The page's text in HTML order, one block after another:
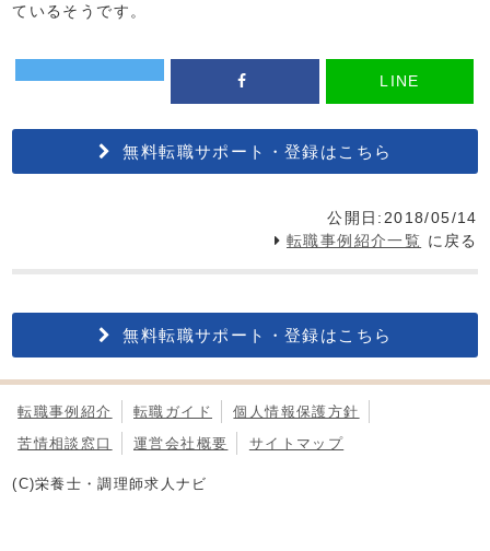
ているそうです。
LINE
無料転職サポート・登録はこちら
公開日:2018/05/14
転職事例紹介一覧 に戻る
無料転職サポート・登録はこちら
転職事例紹介 転職ガイド
個人情報保護方針
苦情相談窓口
運営会社概要 サイトマップ
(C)栄養士・調理師求人ナビ